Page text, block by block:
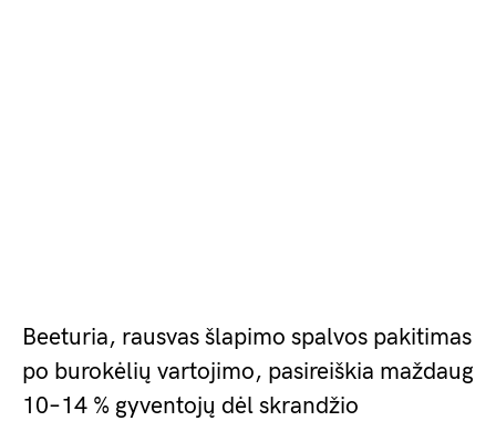
Beeturia, rausvas šlapimo spalvos pakitimas
po burokėlių vartojimo, pasireiškia maždaug
10–14 % gyventojų dėl skrandžio